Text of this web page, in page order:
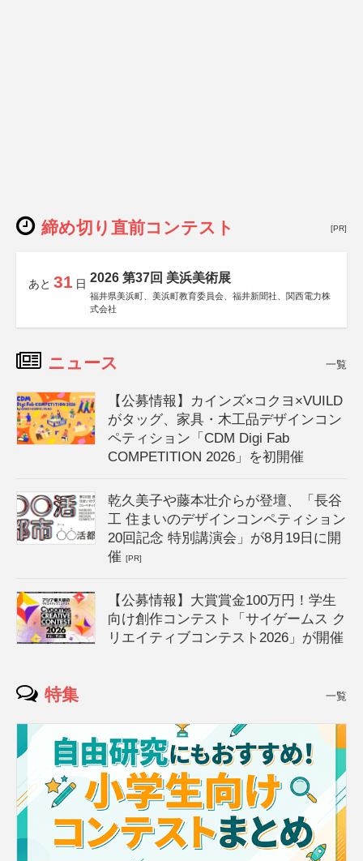
締め切り直前コンテスト [PR]
あと 31 日 2026 第37回 美浜美術展
福井県美浜町、美浜町教育委員会、福井新聞社、関西電力株
式会社
ニュース 一覧
【公募情報】カインズ×コクヨ×VUILD
がタッグ、家具・木工品デザインコン
ペティション「CDM Digi Fab
COMPETITION 2026」を初開催
乾久美子や藤本壮介らが登壇、「長谷
工 住まいのデザインコンペティション
20回記念 特別講演会」が8月19日に開
催[PR]
【公募情報】大賞賞金100万円！学生
向け創作コンテスト「サイゲームス ク
リエイティブコンテスト2026」が開催
特集 一覧